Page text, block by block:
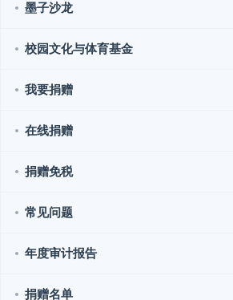
墨子沙龙
校园文化与体育基金
我要捐赠
在线捐赠
捐赠免税
常见问题
年度审计报告
捐赠名单